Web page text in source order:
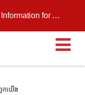
August 11, 2026
ប
ក​យើង